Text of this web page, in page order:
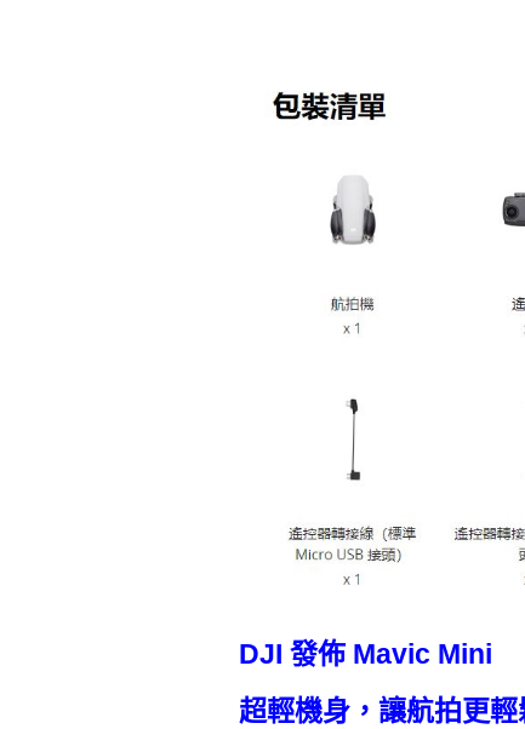
DJI 發佈 Mavic Mini
超輕機身，讓航拍更